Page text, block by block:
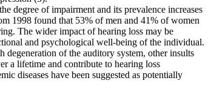
degree of impairment and its prevalence increases
1998 found that 53% of men and 41% of women
The wider impact of hearing loss may be
and psychological well-being of the individual.
degeneration of the auditory system, other insults
a lifetime and contribute to hearing loss
diseases have been suggested as potentially